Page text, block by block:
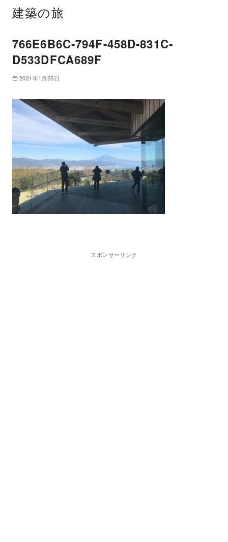
建築の旅
766E6B6C-794F-458D-831C-
D533DFCA689F
2021年1月25日
スポンサーリンク